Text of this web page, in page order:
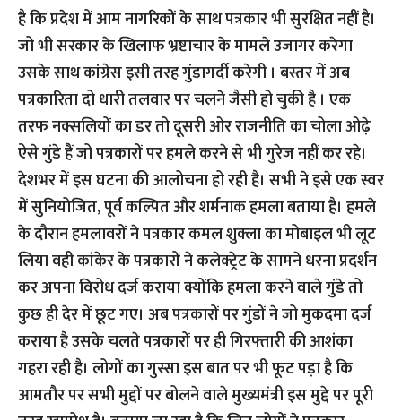
है कि प्रदेश में आम नागरिकों के साथ पत्रकार भी सुरक्षित नहीं है।
जो भी सरकार के खिलाफ भ्रष्टाचार के मामले उजागर करेगा
उसके साथ कांग्रेस इसी तरह गुंडागर्दी करेगी । बस्तर में अब
पत्रकारिता दो धारी तलवार पर चलने जैसी हो चुकी है । एक
तरफ नक्सलियों का डर तो दूसरी ओर राजनीति का चोला ओढ़े
ऐसे गुंडे हैं जो पत्रकारों पर हमले करने से भी गुरेज नहीं कर रहे।
देशभर में इस घटना की आलोचना हो रही है। सभी ने इसे एक स्वर
में सुनियोजित, पूर्व कल्पित और शर्मनाक हमला बताया है। हमले
के दौरान हमलावरों ने पत्रकार कमल शुक्ला का मोबाइल भी लूट
लिया वही कांकेर के पत्रकारों ने कलेक्ट्रेट के सामने धरना प्रदर्शन
कर अपना विरोध दर्ज कराया क्योंकि हमला करने वाले गुंडे तो
कुछ ही देर में छूट गए। अब पत्रकारों पर गुंडों ने जो मुकदमा दर्ज
कराया है उसके चलते पत्रकारों पर ही गिरफ्तारी की आशंका
गहरा रही है। लोगों का गुस्सा इस बात पर भी फूट पड़ा है कि
आमतौर पर सभी मुद्दों पर बोलने वाले मुख्यमंत्री इस मुद्दे पर पूरी